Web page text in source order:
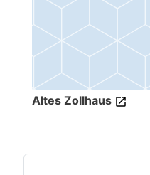
Altes Zollhaus